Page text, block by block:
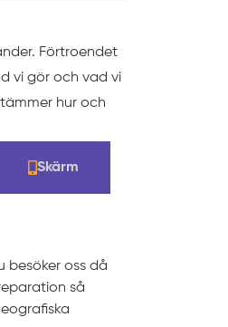
Förtroendet
vi gör och vad vi
hur och
Skärm
besöker oss då
så